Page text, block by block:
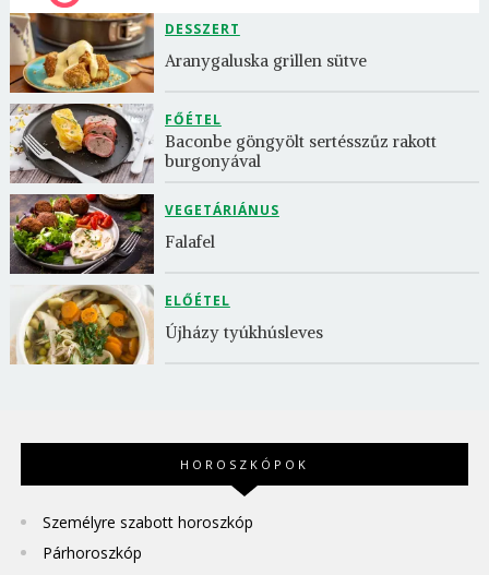
DESSZERT
Aranygaluska grillen sütve
FŐÉTEL
Baconbe göngyölt sertésszűz rakott
burgonyával
VEGETÁRIÁNUS
Falafel
ELŐÉTEL
Újházy tyúkhúsleves
HOROSZKÓPOK
Személyre szabott horoszkóp
Párhoroszkóp